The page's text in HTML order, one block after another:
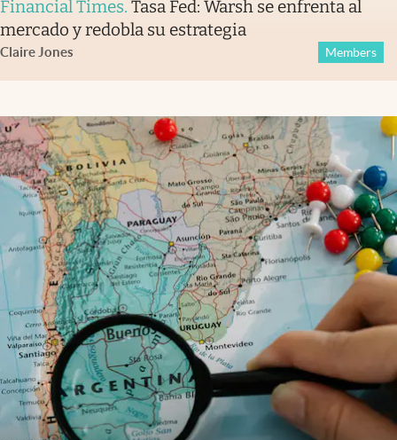
Financial Times. Tasa Fed: Warsh se enfrenta al
mercado y redobla su estrategia
Claire Jones Members